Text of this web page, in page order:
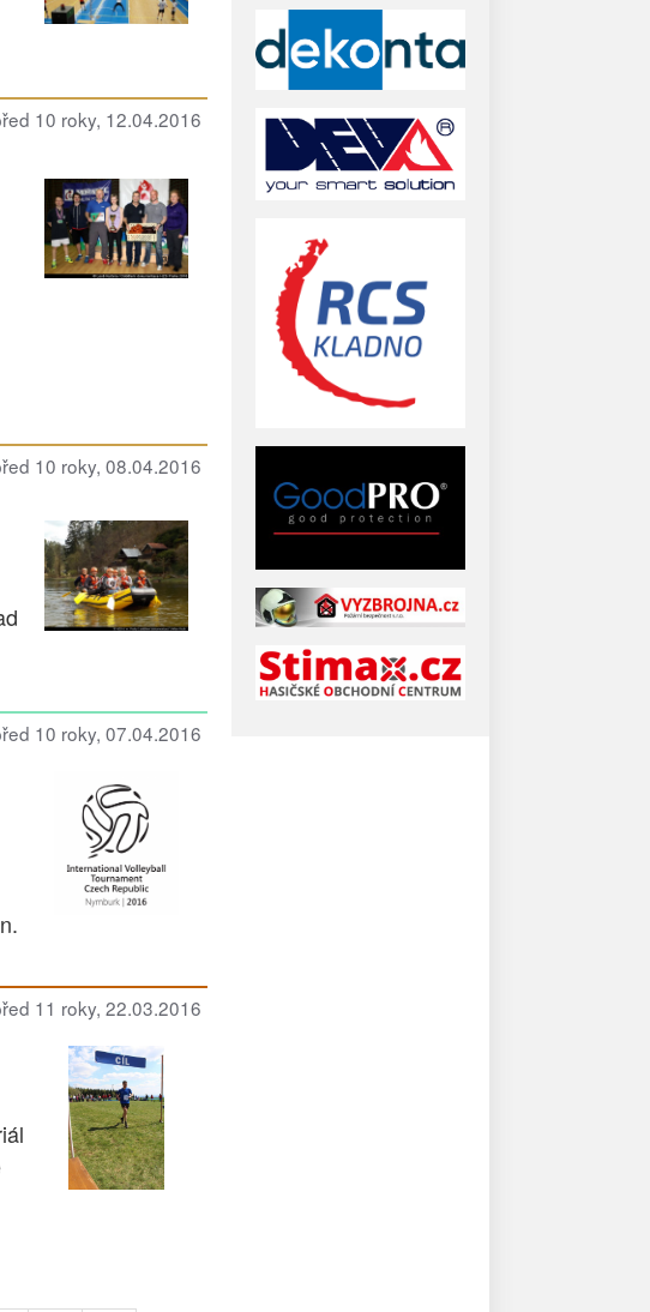
10 roky, 12.04.2016
10 roky, 08.04.2016
10 roky, 07.04.2016
11 roky, 22.03.2016